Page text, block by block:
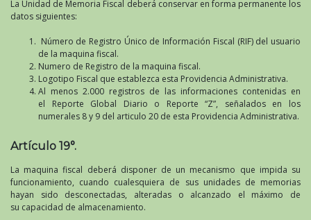
La Unidad de Memoria Fiscal deberá conservar en forma permanente los
datos siguientes:
Número de Registro Único de Información Fiscal (RIF) del usuario
de la maquina fiscal.
Numero de Registro de la maquina fiscal.
Logotipo Fiscal que establezca esta Providencia Administrativa.
Al menos 2.000 registros de las informaciones contenidas en
el Reporte Global Diario o Reporte “Z”, señalados en los
numerales 8 y 9 del articulo 20 de esta Providencia Administrativa.
Artículo 19°.
La maquina fiscal deberá disponer de un mecanismo que impida su
funcionamiento, cuando cualesquiera de sus unidades de memorias
hayan sido desconectadas, alteradas o alcanzado el máximo de
su capacidad de almacenamiento.